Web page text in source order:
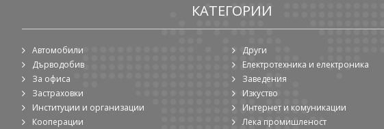
КАТЕГОРИИ
Автомобили
Други
Дърводобив
Електротехника и електроника
За офиса
Заведения
Застраховки
Изкуство
Институции и организации
Интернет и комуникации
Кооперации
Лека промишленост